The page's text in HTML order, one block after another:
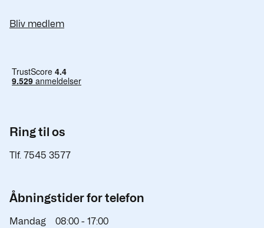
Bliv medlem
Ring til os
Tlf. 7545 3577
Åbningstider for telefon
Mandag 08:00 - 17:00